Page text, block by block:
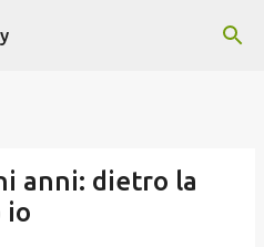
principali
anni: dietro la
io